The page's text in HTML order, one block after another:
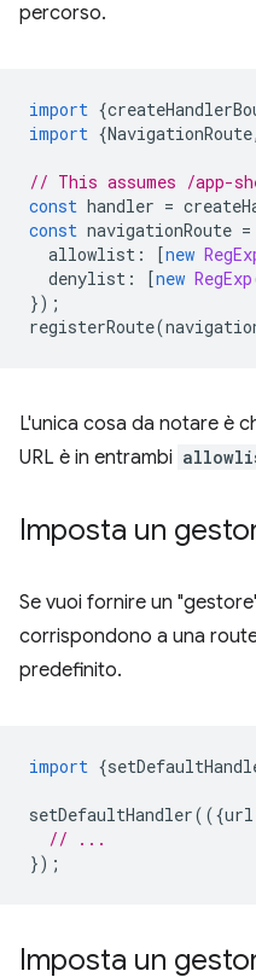
percorso.
import {
import {NavigationRoute,
// This assumes /app-
const handler =
const navigationRoute =
allowlist : [new
denylist : [new RegExp
});
registerRoute(
L'unica cosa da notare è
URL è in entrambi
Imposta un
Se vuoi fornire un
corrispondono a una
predefinito.
import {
setDefaultHandler(({url
// ...
});
Imposta un